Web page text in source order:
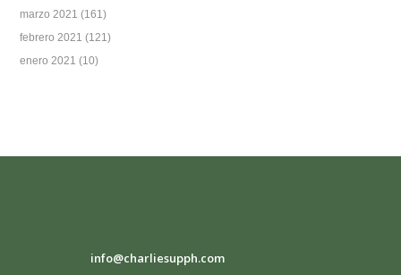
marzo 2021 (161)
febrero 2021 (121)
enero 2021 (10)
info@charliesupph.com